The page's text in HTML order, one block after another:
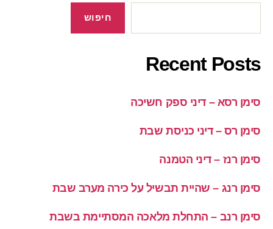
חיפוש
Recent Posts
סימן רסא – דיני ספק חשיכה
סימן רס – דיני כניסת שבת
סימן רנז – דיני הטמנה
סימן רנג – שהיית תבשיל על כירה מערב שבת
סימן רנב – התחלת מלאכה המסתיימת בשבת